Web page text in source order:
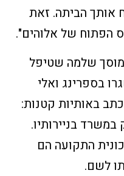
אותך הביתה. זאת
הפתוח של אלוהים".
שלמה שטיפל
בספרינג ואלי
באותיות קטנות:
בניירותיו.
התקועה הם
לשם.